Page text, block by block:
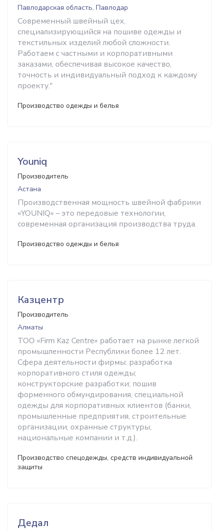
Павлодарская область, Павлодар
Современный швейный цех,
специализирующийся на пошиве одежды и
текстильных изделий любой сложности.
Работаем с частными и корпоративными
заказами, обеспечивая высокое качество,
точность и индивидуальный подход к каждому
проекту."
Производство одежды и белья
Youniq
Производитель
Астана
Производственная мощность швейной фабрики
«YOUNIQ» – это передовые технологии,
современная организация производства труда.
Производство одежды и белья
Казцентр
Производитель
Алматы
ТОО «Firm Kaz Centre» работает на рынке легкой
промышленности Республики более 12 лет.
Сфера деятельности фирмы: разработка
корпоративного стиля одежды;
конструкторские разработки; пошив
форменного обмундирования, специальной
одежды для корпоративных клиентов (банки,
промышленные предприятия, строительные
организации, охранные структуры,
национальные компании и т.д.).
Производство спецодежды, средств индивидуальной
защиты
Дедал